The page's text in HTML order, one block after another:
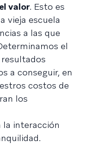
valor. Esto es
vieja escuela
a las que
el
a conseguir, en
costos de
los
la interacción